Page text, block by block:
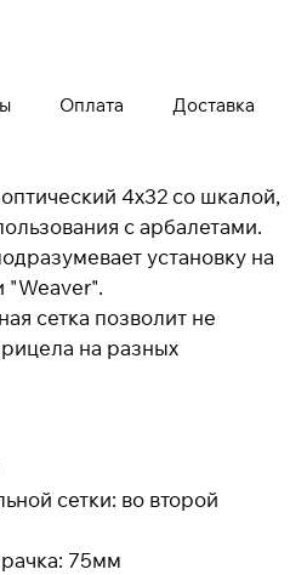
Оплата Доставка
4х32 со шкалой,
с арбалетами.
установку на
"Weaver".
сетка позволит не
на разных
сетки: во второй
75мм
2 недели
не
раз в 2
вопросы?
302-02-51